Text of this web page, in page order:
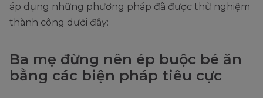
áp dụng những phương pháp đã được thử nghiệm
thành công dưới đây:
Ba mẹ đừng nên ép buộc bé ăn
bằng các biện pháp tiêu cực